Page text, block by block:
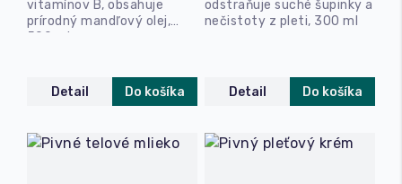
vitamínov B, obsahuje
prírodný mandľový olej,
500 ml
Detail Do košíka
odstraňuje suché šupinky a
nečistoty z pleti, 300 ml
Detail Do košíka